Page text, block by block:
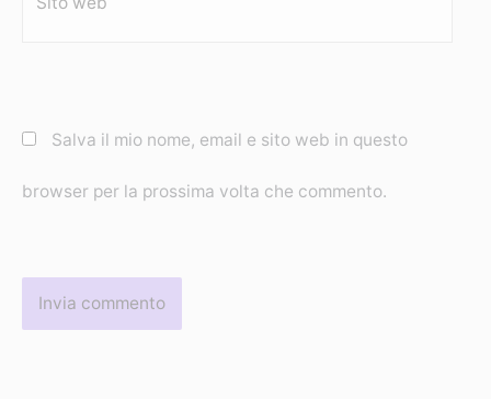
Salva il mio nome, email e sito web in questo
browser per la prossima volta che commento.